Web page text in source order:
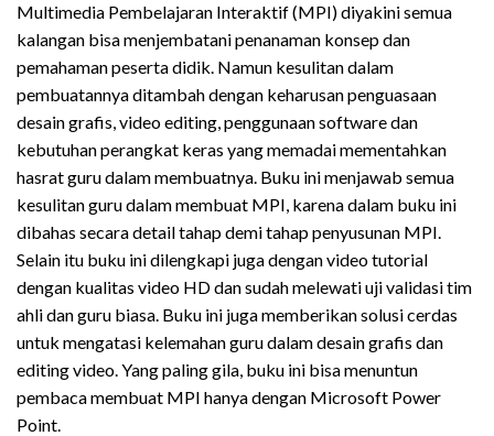
Multimedia Pembelajaran Interaktif (MPI) diyakini semua
kalangan bisa menjembatani penanaman konsep dan
pemahaman peserta didik. Namun kesulitan dalam
pembuatannya ditambah dengan keharusan penguasaan
desain grafis, video editing, penggunaan software dan
kebutuhan perangkat keras yang memadai mementahkan
hasrat guru dalam membuatnya. Buku ini menjawab semua
kesulitan guru dalam membuat MPI, karena dalam buku ini
dibahas secara detail tahap demi tahap penyusunan MPI.
Selain itu buku ini dilengkapi juga dengan video tutorial
dengan kualitas video HD dan sudah melewati uji validasi tim
ahli dan guru biasa. Buku ini juga memberikan solusi cerdas
untuk mengatasi kelemahan guru dalam desain grafis dan
editing video. Yang paling gila, buku ini bisa menuntun
pembaca membuat MPI hanya dengan Microsoft Power
Point.